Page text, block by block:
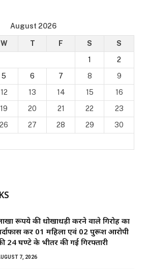
August 2026
W T F S
S
1
2
5 6 7 8
9
12 13 14 15
16
19 20 21 22
23
26 27 28 29
30
रूपये की धोखाधड़ी करने वाले गिरोह का
कर 01 महिला एवं 02 पुरूश आरोपी
24 घण्टे के भीतर की गई गिरफ्तारी
7, 2026